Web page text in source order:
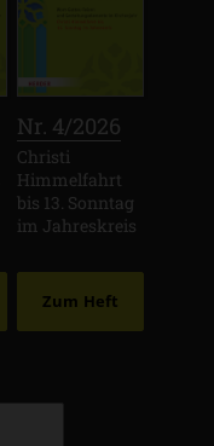
Nr. 4/2026
Christi
Himmelfahrt
bis 13. Sonntag
im Jahreskreis
Zum Heft